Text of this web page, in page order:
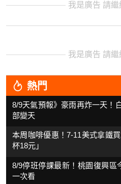
我是廣告 請
我是廣告 請
熱門
8/9天氣預報》豪雨再炸一天
部變天
本周咖啡優惠！7-11美式拿鐵
杯18元」
8/9停班停課最新！桃園復興
一次看